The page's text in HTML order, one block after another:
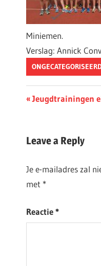
Miniemen.
Verslag: Annick
Previous
Jeugdtrainingen
Leave a Reply
Je e-mailadres zal
met *
Reactie*